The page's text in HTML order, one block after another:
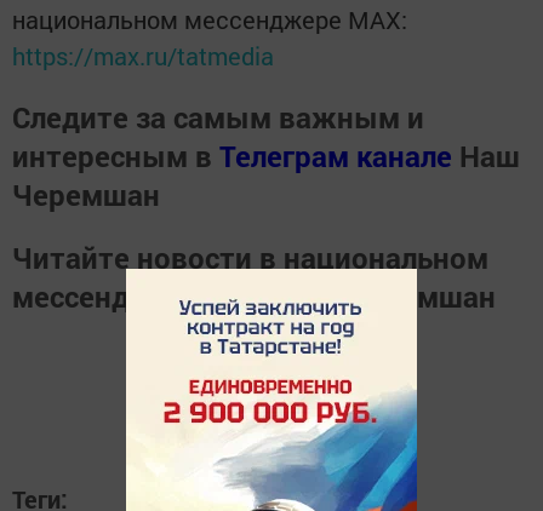
национальном мессенджере MАХ:
https://max.ru/tatmedia
Следите за самым важным и
интересным в Телеграм канале Наш
Черемшан
Читайте новости в национальном
мессенджереMАХНаш Черемшан
Теги: